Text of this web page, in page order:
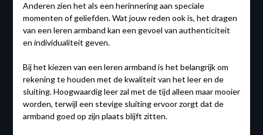
Anderen zien het als een herinnering aan speciale
momenten of geliefden. Wat jouw reden ook is, het dragen
van een leren armband kan een gevoel van authenticiteit
en individualiteit geven.
Bij het kiezen van een leren armband is het belangrijk om
rekening te houden met de kwaliteit van het leer en de
sluiting. Hoogwaardig leer zal met de tijd alleen maar mooier
worden, terwijl een stevige sluiting ervoor zorgt dat de
armband goed op zijn plaats blijft zitten.